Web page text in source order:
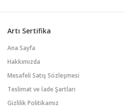
Artı Sertifika
Ana Sayfa
Hakkımızda
Mesafeli Satış Sözleşmesi
Teslimat ve İade Şartları
Gizlilik Politikamız